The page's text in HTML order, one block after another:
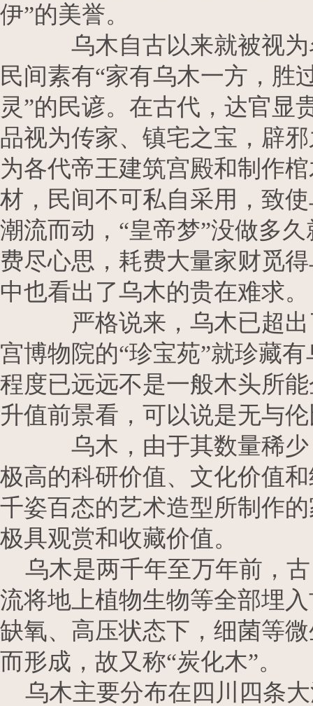
伊”的美誉。
乌木自古以来就被视为名
民间素有“家有乌木一方，胜
灵”的民谚。在古代，达官显
品视为传家、镇宅之宝，辟
为各代帝王建筑宫殿和制作
材，民间不可私自采用，致
潮流而动，“皇帝梦”没做多
费尽心思，耗费大量家财觅
中也看出了乌木的贵在难求
严格说来，乌木已超出了
宫博物院的“珍宝苑”就珍藏
程度已远远不是一般木头所
升值前景看，可以说是无与
乌木，由于其数量稀少，
极高的科研价值、文化价值
千姿百态的艺术造型所制作
极具观赏和收藏价值。
乌木是两千年至万年前，
流将地上植物生物等全部埋
缺氧、高压状态下，细菌等
而形成，故又称“炭化木”。
乌木主要分布在四川四条